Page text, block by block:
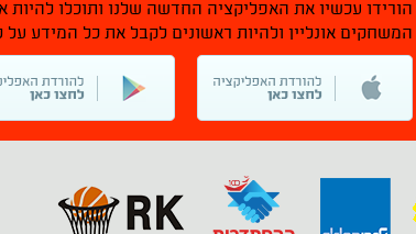
הורידו עכשיו את האפליקציה החדשה שלנו ותוכלו להיות
המשחקים אונליין ולהיות ראשונים לקבל את כל המידע על